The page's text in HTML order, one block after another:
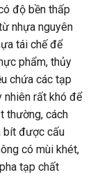
độ bền thấp
nhựa nguyên
tái chế để
phẩm, thủy
chứa các tạp
nhiên rất khó để
thường, cách
bít được cấu
có mùi khét,
tạp chất